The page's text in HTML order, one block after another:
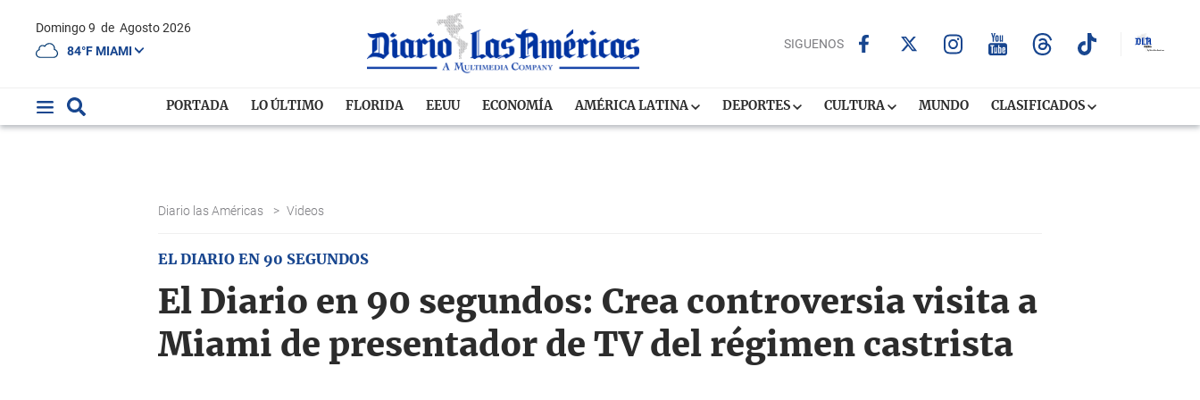
Domingo 9 de Agosto 2026
84°F MIAMI
SIGUENOS
PORTADA LO ÚLTIMO FLORIDA EEUU ECONOMÍA AMÉRICA LATINA DEPORTES CULTURA MUNDO CLASIFICADOS
Diario las Américas > Videos
EL DIARIO EN 90 SEGUNDOS
El Diario en 90 segundos: Crea controversia visita a
Miami de presentador de TV del régimen castrista